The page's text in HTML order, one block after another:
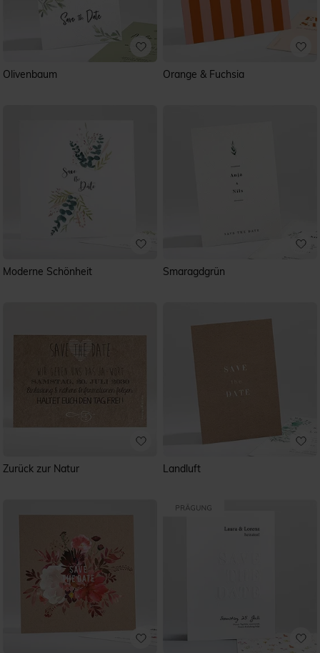
Olivenbaum Orange & Fuchsia
Moderne Schönheit Smaragdgrün
Zurück zur Natur Landluft